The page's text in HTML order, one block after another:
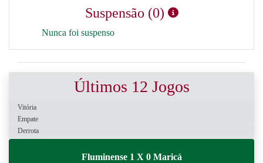
Suspensão (0)
Nunca foi suspenso
Últimos 12 Jogos
Vitória
Empate
Derrota
Fluminense 1 X 0 Maricá